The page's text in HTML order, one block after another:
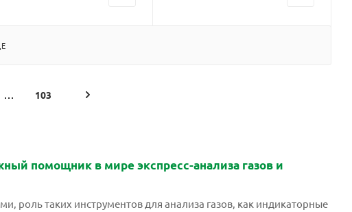
103
помощник в мире экспресс-анализа газов и
роль таких инструментов для анализа газов, как индикаторные